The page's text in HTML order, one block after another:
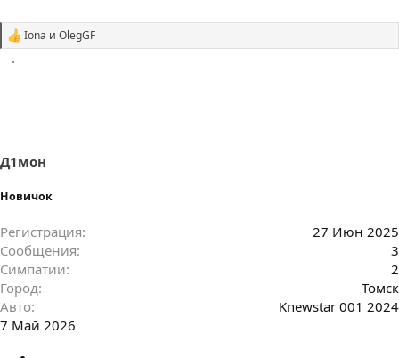
С
:
Iona и OlegGF
Д1мон
Новичок
Регистрация
27 Июн 2025
Сообщения
3
Симпатии
2
Город
Томск
Авто
Knewstar 001 2024
7 Май 2026